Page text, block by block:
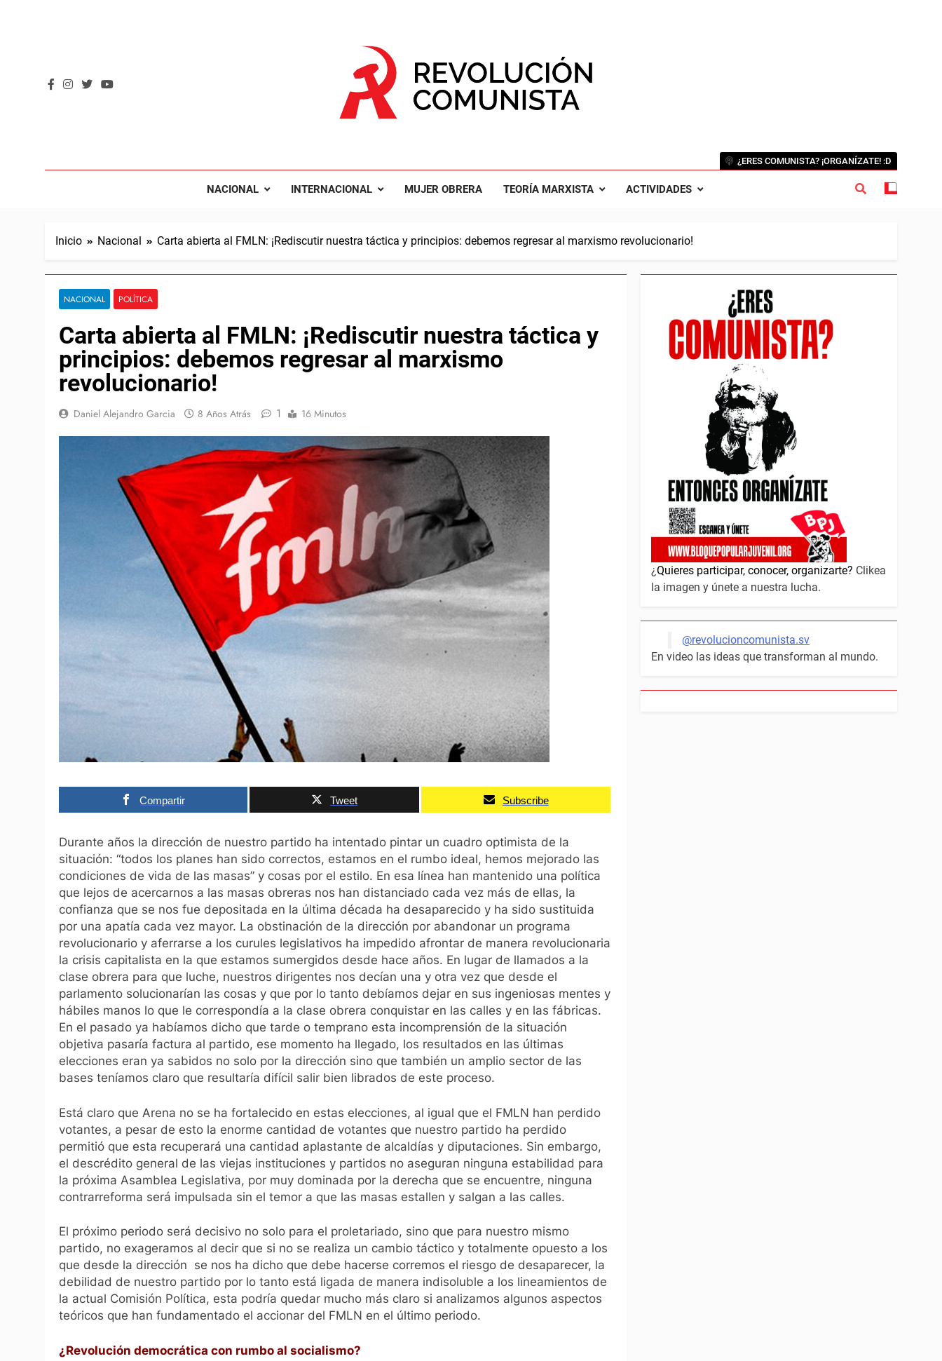
NACIONAL INTERNACIONAL MUJER OBRERA TEORÍA MARXISTA ACTIVIDADES
¿ERES COMUNISTA? ¡ORGANÍZATE! :D
Inicio Nacional Carta abierta al FMLN: ¡Rediscutir nuestra táctica y principios: debemos regresar al marxismo revolucionario!
NACIONAL POLÍTICA
Carta abierta al FMLN: ¡Rediscutir nuestra táctica y
principios: debemos regresar al marxismo
revolucionario!
Daniel Alejandro Garcia 8 Años Atrás 1 16 Minutos
Compartir Tweet Subscribe
Durante años la dirección de nuestro partido ha intentado pintar un cuadro optimista de la
situación: “todos los planes han sido correctos, estamos en el rumbo ideal, hemos mejorado las
condiciones de vida de las masas” y cosas por el estilo. En esa línea han mantenido una política
que lejos de acercarnos a las masas obreras nos han distanciado cada vez más de ellas, la
confianza que se nos fue depositada en la última década ha desaparecido y ha sido sustituida
por una apatía cada vez mayor. La obstinación de la dirección por abandonar un programa
revolucionario y aferrarse a los curules legislativos ha impedido afrontar de manera revolucionaria
la crisis capitalista en la que estamos sumergidos desde hace años. En lugar de llamados a la
clase obrera para que luche, nuestros dirigentes nos decían una y otra vez que desde el
parlamento solucionarían las cosas y que por lo tanto debíamos dejar en sus ingeniosas mentes y
hábiles manos lo que le correspondía a la clase obrera conquistar en las calles y en las fábricas.
En el pasado ya habíamos dicho que tarde o temprano esta incomprensión de la situación
objetiva pasaría factura al partido, ese momento ha llegado, los resultados en las últimas
elecciones eran ya sabidos no solo por la dirección sino que también un amplio sector de las
bases teníamos claro que resultaría difícil salir bien librados de este proceso.
Está claro que Arena no se ha fortalecido en estas elecciones, al igual que el FMLN han perdido
votantes, a pesar de esto la enorme cantidad de votantes que nuestro partido ha perdido
permitió que esta recuperará una cantidad aplastante de alcaldías y diputaciones. Sin embargo,
el descrédito general de las viejas instituciones y partidos no aseguran ninguna estabilidad para
la próxima Asamblea Legislativa, por muy dominada por la derecha que se encuentre, ninguna
contrarreforma será impulsada sin el temor a que las masas estallen y salgan a las calles.
El próximo periodo será decisivo no solo para el proletariado, sino que para nuestro mismo
partido, no exageramos al decir que si no se realiza un cambio táctico y totalmente opuesto a los
que desde la dirección se nos ha dicho que debe hacerse corremos el riesgo de desaparecer, la
debilidad de nuestro partido por lo tanto está ligada de manera indisoluble a los lineamientos de
la actual Comisión Política, esta podría quedar mucho más claro si analizamos algunos aspectos
teóricos que han fundamentado el accionar del FMLN en el último periodo.
¿Revolución democrática con rumbo al socialismo?
¿Quieres participar, conocer, organizarte? Clikea
la imagen y únete a nuestra lucha.
@revolucioncomunista.sv
En video las ideas que transforman al mundo.